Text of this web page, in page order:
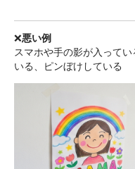
❌悪い例
スマホや手の影が入って
いる、ピンぼけしている